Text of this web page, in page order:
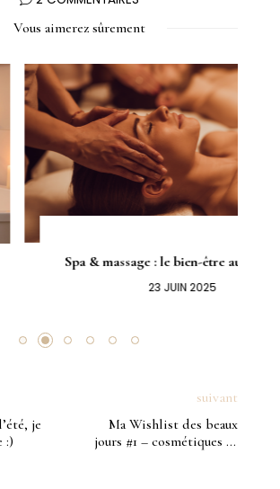
Vous aimerez sûrement
: le bien-être au quotidien
je
:)
suivant
Ma Wishlist des beaux
jours #1 – cosmétiques et